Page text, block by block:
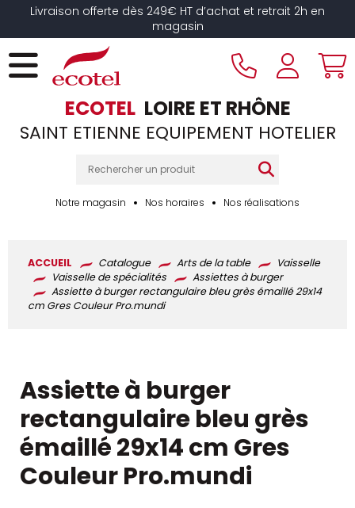
Livraison offerte dès 249€ HT d’achat et retrait 2h en
magasin
ECOTEL LOIRE ET RHÔNE
SAINT ETIENNE EQUIPEMENT HOTELIER
Notre magasin Nos horaires Nos réalisations
ACCUEIL Catalogue Arts de la table
Vaisselle
Vaisselle de spécialités
Assiettes à burger
Assiette à burger rectangulaire bleu grès émaillé 29x14
cm Gres Couleur Pro.mundi
Assiette à burger
rectangulaire bleu grès
émaillé 29x14 cm Gres
Couleur Pro.mundi
Panneau de gestion des cookies